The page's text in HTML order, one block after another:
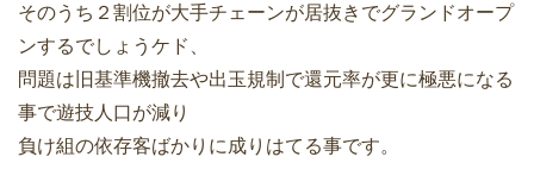
そのうち２割位が大手チェーンが居抜きでグランドオープ
ンするでしょうケド、
問題は旧基準機撤去や出玉規制で還元率が更に極悪になる
事で遊技人口が減り
負け組の依存客ばかりに成りはてる事です。